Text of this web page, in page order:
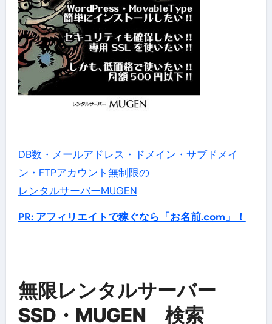
DB数・メールアドレス・ドメイン・サブドメイ
ン・FTPアカウント無制限の
レンタルサーバーMUGEN
PR: アフィリエイトで稼ぐなら「お名前.com」！
無限レンタルサーバー
SSD・MUGEN 検索